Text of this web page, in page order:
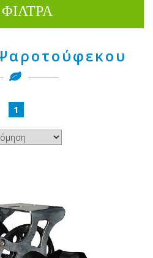
ΦΙΛΤΡΑ
1